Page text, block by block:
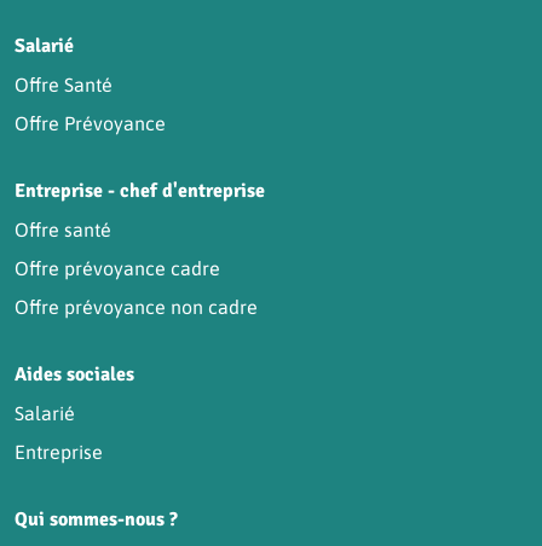
Salarié
Offre Santé
Offre Prévoyance
Entreprise - chef d'entreprise
Offre santé
Offre prévoyance cadre
Offre prévoyance non cadre
Aides sociales
Salarié
Entreprise
Qui sommes-nous ?